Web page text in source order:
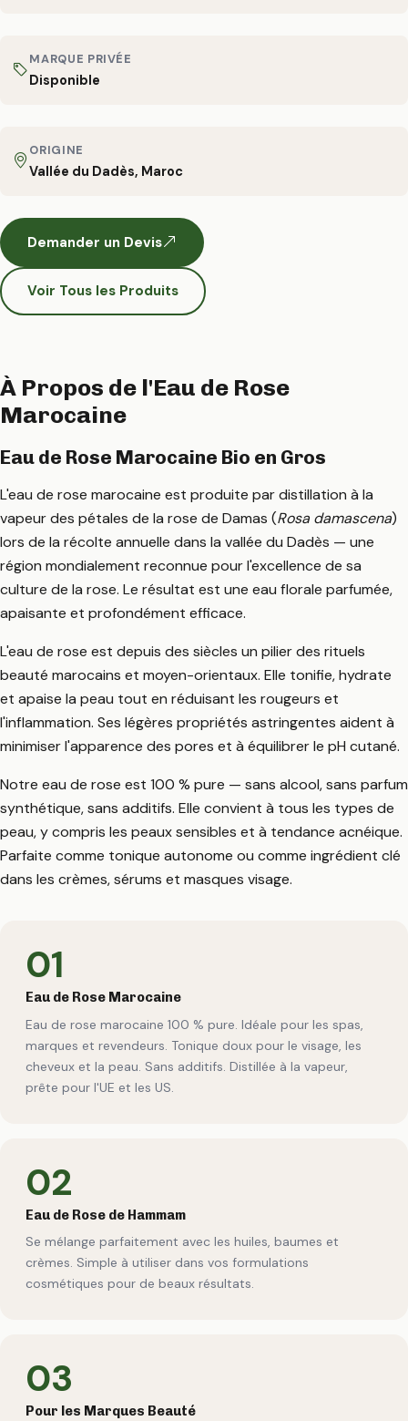
MARQUE PRIVÉE
Disponible
ORIGINE
Vallée du Dadès, Maroc
Demander un Devis
Voir Tous les Produits
À Propos de l'Eau de Rose
Marocaine
Eau de Rose Marocaine Bio en Gros
L'eau de rose marocaine est produite par distillation à la
vapeur des pétales de la rose de Damas (Rosa damascena)
lors de la récolte annuelle dans la vallée du Dadès — une
région mondialement reconnue pour l'excellence de sa
culture de la rose. Le résultat est une eau florale parfumée,
apaisante et profondément efficace.
L'eau de rose est depuis des siècles un pilier des rituels
beauté marocains et moyen-orientaux. Elle tonifie, hydrate
et apaise la peau tout en réduisant les rougeurs et
l'inflammation. Ses légères propriétés astringentes aident à
minimiser l'apparence des pores et à équilibrer le pH cutané.
Notre eau de rose est 100 % pure — sans alcool, sans parfum
synthétique, sans additifs. Elle convient à tous les types de
peau, y compris les peaux sensibles et à tendance acnéique.
Parfaite comme tonique autonome ou comme ingrédient clé
dans les crèmes, sérums et masques visage.
01
Eau de Rose Marocaine
Eau de rose marocaine 100 % pure. Idéale pour les spas,
marques et revendeurs. Tonique doux pour le visage, les
cheveux et la peau. Sans additifs. Distillée à la vapeur,
prête pour l'UE et les US.
02
Eau de Rose de Hammam
Se mélange parfaitement avec les huiles, baumes et
crèmes. Simple à utiliser dans vos formulations
cosmétiques pour de beaux résultats.
03
Pour les Marques Beauté